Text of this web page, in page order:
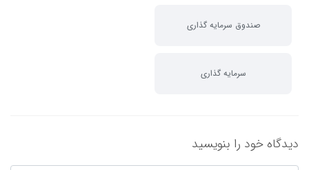
صندوق سرمایه گذاری
سرمایه گذاری
دیدگاه خود را بنویسید